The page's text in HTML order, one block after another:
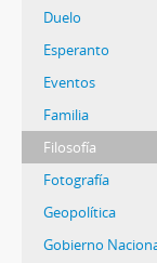
Duelo
Esperanto
Eventos
Familia
Filosofía
Fotografía
Geopolítica
Gobierno